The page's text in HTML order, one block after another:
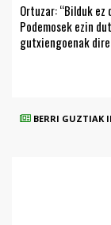
Ortuzar: “Bilduk ez
Podemosek ezin
gutxiengoenak
BERRI GUZTIAK